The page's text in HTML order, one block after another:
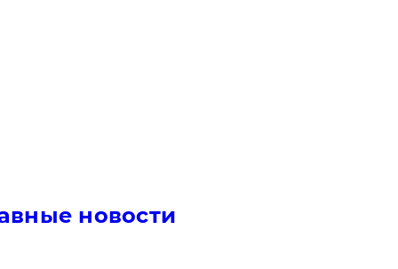
новости